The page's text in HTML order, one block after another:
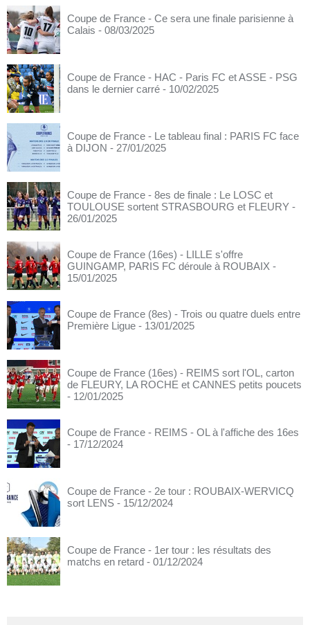
Coupe de France - Ce sera une finale parisienne à
Calais - 08/03/2025
Coupe de France - HAC - Paris FC et ASSE - PSG
dans le dernier carré - 10/02/2025
Coupe de France - Le tableau final : PARIS FC face
à DIJON - 27/01/2025
Coupe de France - 8es de finale : Le LOSC et
TOULOUSE sortent STRASBOURG et FLEURY -
26/01/2025
Coupe de France (16es) - LILLE s'offre
GUINGAMP, PARIS FC déroule à ROUBAIX -
15/01/2025
Coupe de France (8es) - Trois ou quatre duels entre
Première Ligue - 13/01/2025
Coupe de France (16es) - REIMS sort l'OL, carton
de FLEURY, LA ROCHE et CANNES petits poucets
- 12/01/2025
Coupe de France - REIMS - OL à l'affiche des 16es
- 17/12/2024
Coupe de France - 2e tour : ROUBAIX-WERVICQ
sort LENS - 15/12/2024
Coupe de France - 1er tour : les résultats des
matchs en retard - 01/12/2024